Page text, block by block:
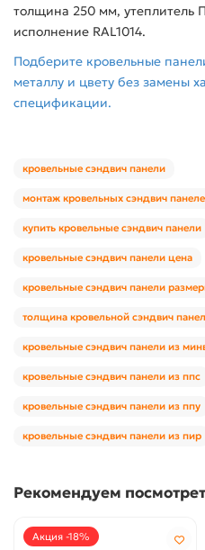
толщина 250 мм, утеплитель
исполнение RAL1014.
Подберите кровельные
металлу и цвету без замены
спецификации.
кровельные сэндвич панели
монтаж кровельных сэндвич
купить кровельные сэндвич панели
кровельные сэндвич панели цена
кровельные сэндвич панели
толщина кровельной сэндвич
кровельные сэндвич панели из
кровельные сэндвич панели из ппс
кровельные сэндвич панели из ппу
кровельные сэндвич панели из пир
Рекомендуем
Акция -18%